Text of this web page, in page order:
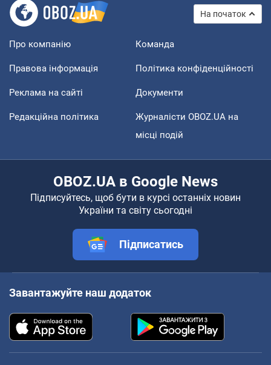
На початок
Про компанію Команда
Правова інформація Політика конфіденційності
Реклама на сайті Документи
Редакційна політика
Журналісти OBOZ.UA на
місці подій
OBOZ.UA в Google News
Підписуйтесь, щоб бути в курсі останніх новин
України та світу сьогодні
Підписатись
Завантажуйте наш додаток